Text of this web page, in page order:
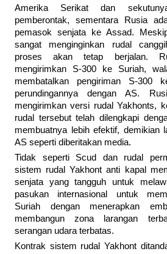
Amerika Serikat dan
pemberontak, sementara Rusia
pemasok senjata ke Assad.
sangat menginginkan rudal
proses akan tetap berjalan.
mengirimkan S-300 ke Suriah,
membatalkan pengiriman S-300
perundingannya dengan AS.
mengirimkan versi rudal Yakhonts,
rudal tersebut telah dilengkapi
membuatnya lebih efektif, demikian
AS seperti diberitakan media.
Tidak seperti Scud dan rudal
sistem rudal Yakhont anti kapal
senjata yang tangguh untuk
pasukan internasional untuk
Suriah dengan menerapkan
membangun zona larangan
serangan udara terbatas.
Kontrak sistem rudal Yakhont